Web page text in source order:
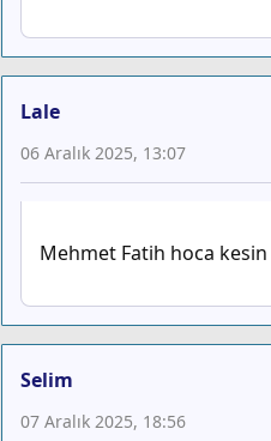
Lale
06 Aralık 2025, 13:07
Mehmet Fatih hoca kesin
Selim
07 Aralık 2025, 18:56